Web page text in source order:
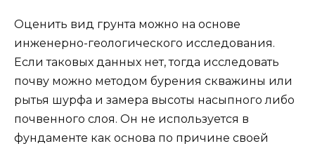
Оценить вид грунта можно на основе
инженерно-геологического исследования.
Если таковых данных нет, тогда исследовать
почву можно методом бурения скважины или
рытья шурфа и замера высоты насыпного либо
почвенного слоя. Он не используется в
фундаменте как основа по причине своей